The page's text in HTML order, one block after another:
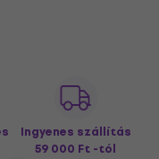
Ingyenes szállítás
59 000 Ft -tól